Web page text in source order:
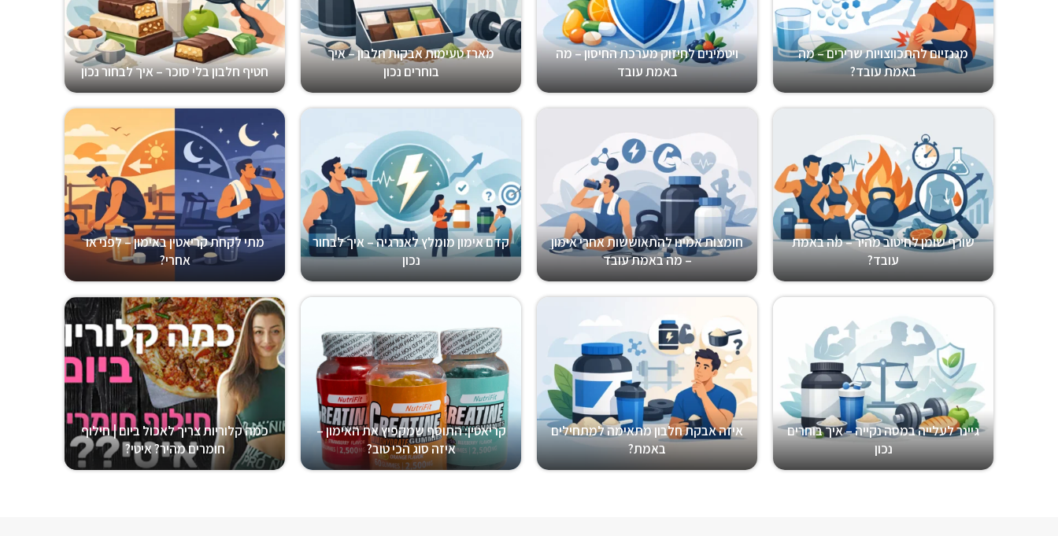
מגנזיום להתכווצויות שרירים – מה
באמת עובד?
ויטמינים לחיזוק מערכת החיסון – מה
באמת עובד
מארז טעימות אבקות חלבון – איך
בוחרים נכון
חטיף חלבון בלי סוכר – איך לבחור נכון
שורף שומן לחיטוב מהיר – מה באמת
עובד?
חומצות אמינו להתאוששות אחרי אימון
– מה באמת עובד
קדם אימון מומלץ לאנרגיה – איך לבחור
נכון
מתי לקחת קריאטין באימון – לפני או
אחרי?
גיינר לעלייה במסה נקייה – איך בוחרים
נכון
איזה אבקת חלבון מתאימה למתחילים
באמת?
קריאטין: התוסף שמקפיץ את האימון –
איזה סוג הכי טוב?
כמה קלוריות צריך לאכול ביום | חילוף
חומרים מהיר? איטי?